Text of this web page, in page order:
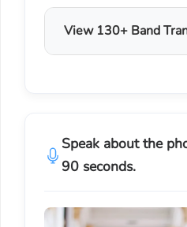
View 130+ Band
Speak about the
90 seconds.